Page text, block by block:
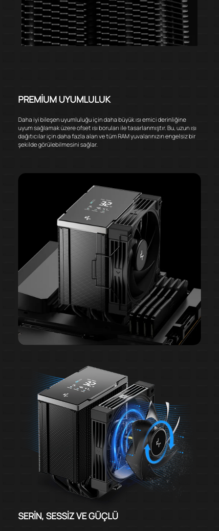
PREMİUM UYUMLULUK
Daha iyi bileşen uyumluluğu için daha büyük ısı emici derinliğine
uyum sağlamak üzere ofset ısı boruları ile tasarlanmıştır. Bu, uzun ısı
dağıtıcılar için daha fazla alan ve tüm RAM yuvalarınızın engelsiz bir
şekilde görülebilmesini sağlar.
SERİN, SESSİZ VE GÜÇLÜ